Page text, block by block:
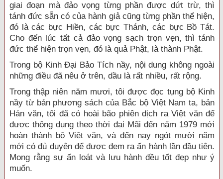
giai đoạn mà đảo vọng từng phần được dứt trừ, thì
tánh đức sẵn có của hành giả cũng từng phần thể hiện,
đó là các bực Hiền, các bực Thánh, các bực Bồ Tát.
Cho đến lúc tất cả đảo vọng sạch trọn vẹn, thì tánh
đức thể hiện trọn vẹn, đó là quả Phật, là thành Phật.
Trong bộ Kinh Đại Bảo Tích nầy, nội dung không ngoài
những điều đã nêu ở trên, dầu là rất nhiều, rất rộng.
Trong thập niên năm mươi, tôi được đọc tụng bộ Kinh
nầy từ bản phương sách của Bắc bộ Việt Nam ta, bản
Hán văn, tôi đã có hoài bão phiên dịch ra Việt văn để
được thông dụng theo thời đại Mãi đến năm 1979 mới
hoàn thành bộ Việt văn, và đến nay ngót mười năm
mới có đủ duyên để được đem ra ấn hành lần đầu tiên.
Mong rằng sự ấn loát và lưu hành đều tốt đẹp như ý
muốn.